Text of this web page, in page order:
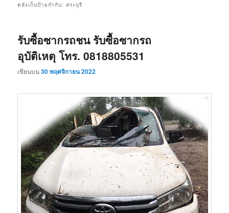
คลังเก็บป้ายกำกับ:สระบุรี
รับซื้อซากรถชน รับซื้อซากรถ
อุบัติเหตุ โทร. 0818805531
เขียนบน30 พฤศจิกายน 2022